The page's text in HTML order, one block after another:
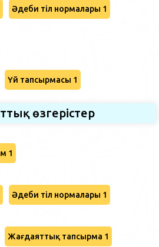
Әдеби тіл нормалары 1
Үй тапсырмасы 1
өзгерістер
1
Әдеби тіл нормалары 1
Жағдаяттық тапсырма 1